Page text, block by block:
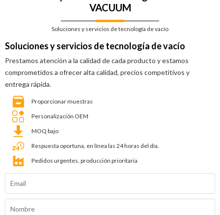
VACUUM
Soluciones y servicios de tecnología de vacío
Soluciones y servicios de tecnología de vacío
Prestamos atención a la calidad de cada producto y estamos
comprometidos a ofrecer alta calidad, precios competitivos y
entrega rápida.
Proporcionar muestras
Personalización OEM
MOQ bajo
Respuesta oportuna, en línea las 24 horas del día.
Pedidos urgentes, producción prioritaria